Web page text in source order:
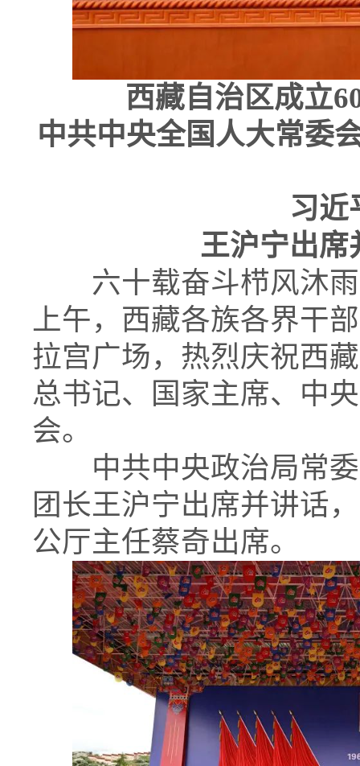
西藏自治区成立
中共中央全国人大常委
习近
王沪宁出
六十载奋斗栉风沐
上午，西藏各族各界干
拉宫广场，热烈庆祝西
总书记、国家主席、中
会。
中共中央政治局常
团长王沪宁出席并讲话
公厅主任蔡奇出席。